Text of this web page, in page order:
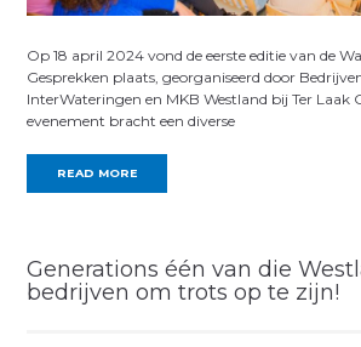
Op 18 april 2024 vond de eerste editie van de
Gesprekken plaats, georganiseerd door
InterWateringen en MKB Westland bij Ter Laak
evenement bracht een diverse
READ MORE
Generations één van die
bedrijven om trots op te zijn!